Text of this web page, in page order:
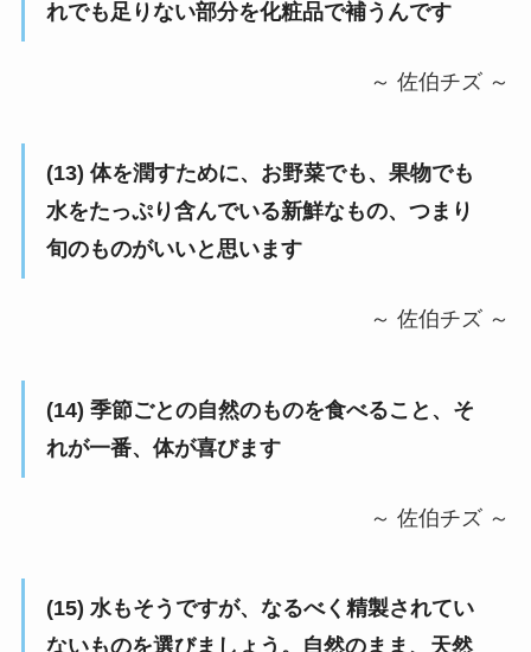
れでも足りない部分を化粧品で補うんです
～ 佐伯チズ ～
(13) 体を潤すために、お野菜でも、果物でも
水をたっぷり含んでいる新鮮なもの、つまり
旬のものがいいと思います
～ 佐伯チズ ～
(14) 季節ごとの自然のものを食べること、そ
れが一番、体が喜びます
～ 佐伯チズ ～
(15) 水もそうですが、なるべく精製されてい
ないものを選びましょう。自然のまま、天然